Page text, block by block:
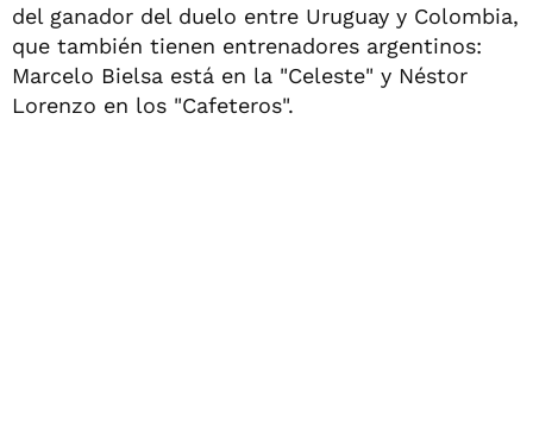
del ganador del duelo entre Uruguay y Colombia,
que también tienen entrenadores argentinos:
Marcelo Bielsa está en la "Celeste" y Néstor
Lorenzo en los "Cafeteros".